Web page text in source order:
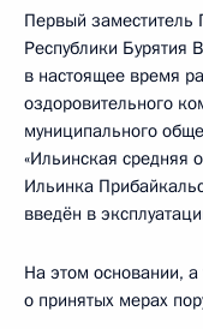
Первый заместитель
Республики Бурятия
в настоящее время
оздоровительного
муниципального
«Ильинская средняя
Ильинка
введён в
На этом основании,
о принятых мерах